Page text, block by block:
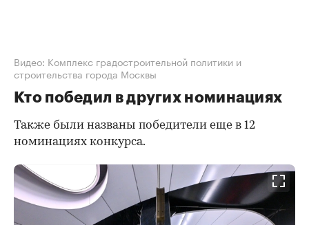
Видео: Комплекс градостроительной политики и
строительства города Москвы
Кто победил в других номинациях
Также были названы победители еще в 12
номинациях конкурса.